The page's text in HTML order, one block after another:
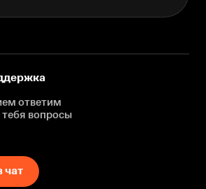
ответим
тебя вопросы
чат